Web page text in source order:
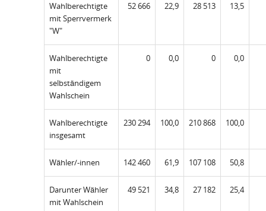
Wahlberechtigte
mit Sperrvermerk
"W"
52 666 22,9 28 513 13,5
Wahlberechtigte
mit
selbständigem
Wahlschein
0 0,0 0 0,0
Wahlberechtigte
insgesamt
230 294 100,0 210 868 100,0
Wähler/-innen 142 460 61,9 107 108 50,8
Darunter Wähler
mit Wahlschein
49 521 34,8 27 182 25,4